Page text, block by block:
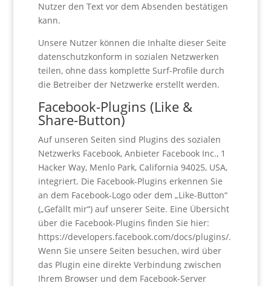
Nutzer den Text vor dem Absenden bestätigen
kann.
Unsere Nutzer können die Inhalte dieser Seite
datenschutzkonform in sozialen Netzwerken
teilen, ohne dass komplette Surf-Profile durch
die Betreiber der Netzwerke erstellt werden.
Facebook-Plugins (Like &
Share-Button)
Auf unseren Seiten sind Plugins des sozialen
Netzwerks Facebook, Anbieter Facebook Inc., 1
Hacker Way, Menlo Park, California 94025, USA,
integriert. Die Facebook-Plugins erkennen Sie
an dem Facebook-Logo oder dem „Like-Button“
(„Gefällt mir“) auf unserer Seite. Eine Übersicht
über die Facebook-Plugins finden Sie hier:
https://developers.facebook.com/docs/plugins/.
Wenn Sie unsere Seiten besuchen, wird über
das Plugin eine direkte Verbindung zwischen
Ihrem Browser und dem Facebook-Server